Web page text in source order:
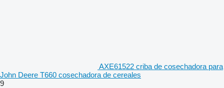
AXE61522 criba de cosechadora para
John Deere T660 cosechadora de cereales
9